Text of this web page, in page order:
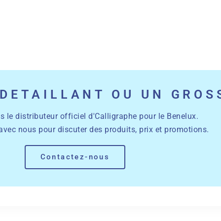
OU UN
le distributeur officiel d'Calligraphe pour le Benelux.
nous pour discuter des produits, prix et promotions.
Contactez-nous